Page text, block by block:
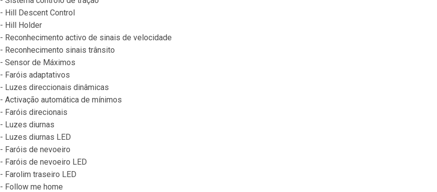
- Hill Descent Control
- Hill Holder
- Reconhecimento activo de sinais de velocidade
- Reconhecimento sinais trânsito
- Sensor de Máximos
- Faróis adaptativos
- Luzes direccionais dinâmicas
- Activação automática de mínimos
- Faróis direcionais
- Luzes diurnas
- Luzes diurnas LED
- Faróis de nevoeiro
- Faróis de nevoeiro LED
- Farolim traseiro LED
- Follow me home